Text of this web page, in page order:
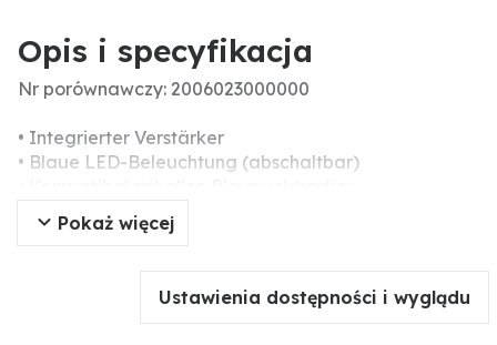
Opis i specyfikacja
Nr porównawczy: 2006023000000
• Integrierter Verstärker
• Blaue LED-Beleuchtung (abschaltbar)
• DAB/ FM Antenne auch einzeln nutzbar
• Zerstörungsfreie Montage
• Separate Spannungsversorgung 9–16 Volt
Pokaż więcej
Ustawienia dostępności i wyglądu